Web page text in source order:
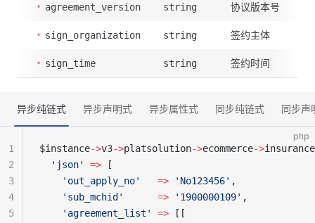
agreement_version string 协议版本号
sign_organization string 签约主体
sign_time string 签约时间
异步纯链式 异步声明式 异步属性式 同步纯链式 同步声
php
$instance->v3->platsolution->ecommerce->
  'json'
=> [
    'out_apply_no'
   =>
'No123456' ,
    'sub_mchid'
      =>
'1900000109' ,
    'agreement_list'
=> [[
1
2
3
4
5